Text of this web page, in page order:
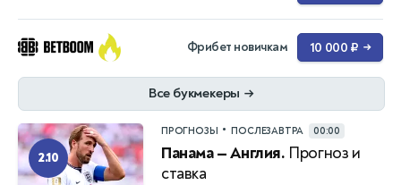
Фрибет новичкам 10 000 ₽ →
Все букмекеры →
2.10
ПРОГНОЗЫ • ПОСЛЕЗАВТРА 00:00
Панама — Англия. Прогноз и
ставка